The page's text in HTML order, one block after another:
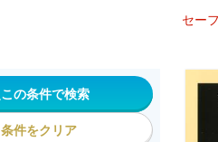
この条件で検索
条件をクリア
セー